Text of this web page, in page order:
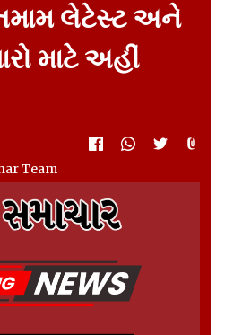
લેટેસ્ટ અને
માટે અહીં
Team